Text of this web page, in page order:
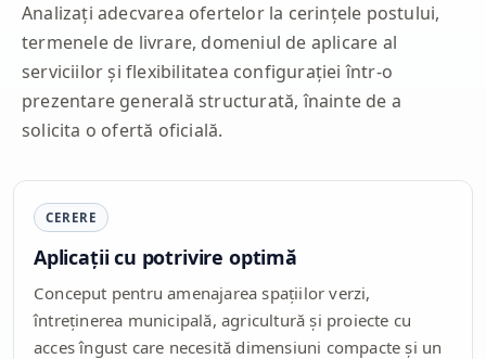
Analizați adecvarea ofertelor la cerințele postului,
termenele de livrare, domeniul de aplicare al
serviciilor și flexibilitatea configurației într-o
prezentare generală structurată, înainte de a
solicita o ofertă oficială.
CERERE
Aplicații cu potrivire optimă
Conceput pentru amenajarea spațiilor verzi,
întreținerea municipală, agricultură și proiecte cu
acces îngust care necesită dimensiuni compacte și un